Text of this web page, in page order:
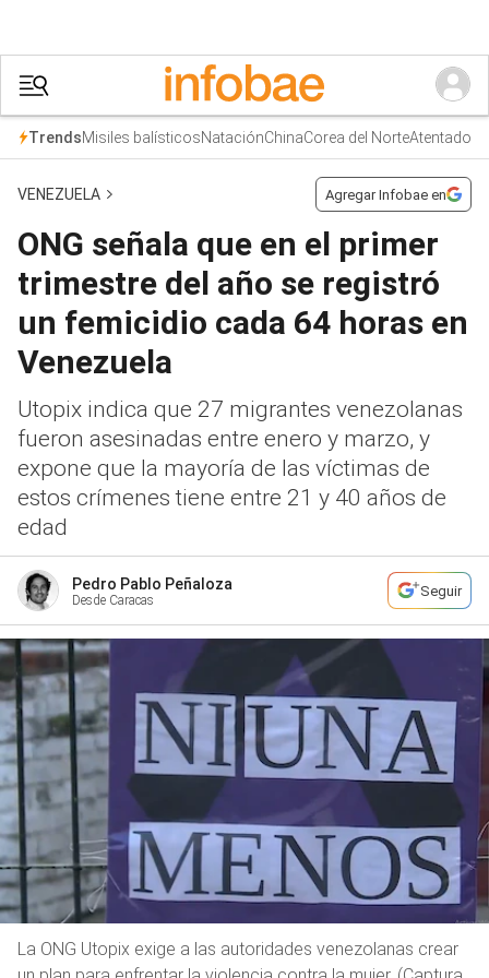
TrendsMisiles balísticosNataciónChinaCorea del NorteAtentado
VENEZUELA Agregar Infobae en
ONG señala que en el primer
trimestre del año se registró
un femicidio cada 64 horas en
Venezuela
Utopix indica que 27 migrantes venezolanas
fueron asesinadas entre enero y marzo, y
expone que la mayoría de las víctimas de
estos crímenes tiene entre 21 y 40 años de
edad
Pedro Pablo Peñaloza
Desde Caracas
Seguir
La ONG Utopix exige a las autoridades venezolanas crear